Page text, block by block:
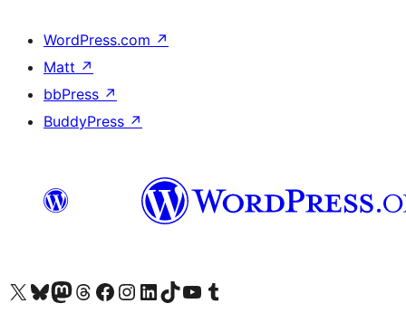
WordPress.com ↗
Matt ↗
bbPress ↗
BuddyPress ↗
X(이전 트위터) 계정 방문하기블루스카이 계정 방문하기마스토돈 계정 방문하기스레드 계정 방문하기 페이스북 페이지 방문하기인스타그램 계정 방문하기 LinkedIn 계정 방문하기틱톡 계정 방문하기유튜브 채널 방문하기 텀블러 계정 방문하기